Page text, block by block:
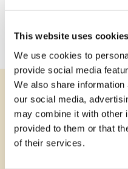
This website uses cookies
We use cookies to
provide social media
We also share
our social media,
may combine it with other
provided to them or that
of their services.
rådgivning.
Vad innebär
När du väljer
elinköpen över tidi stället
Detta ger dig ett mer